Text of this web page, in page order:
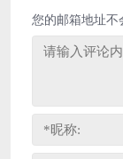
您的邮箱地址不